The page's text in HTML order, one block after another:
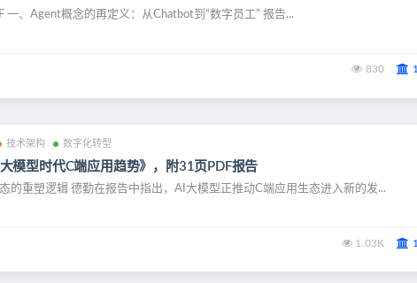
一、Agent概念的再定义：从Chatbot到“数字员工” 报告...
830
技术架构 数字化转型
模型时代C端应用趋势》，附31页PDF报告
的重塑逻辑 德勤在报告中指出，AI大模型正推动C端应用生态进入新的发...
1.03K